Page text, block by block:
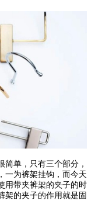
简单，只有三个部分，
一为裤架挂钩，而今天
用带夹裤架的夹子的时
架的夹子的作用就是固